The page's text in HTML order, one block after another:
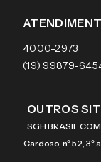
Burberry
4000-2973
(19) 99879-
OUTROS
SGH BRASIL
Cardoso, nº 52, 3º